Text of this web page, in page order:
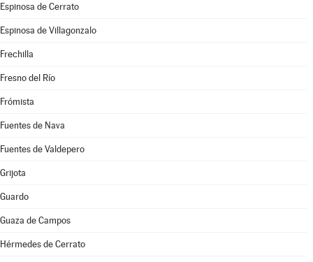
Espinosa de Cerrato
Espinosa de Villagonzalo
Frechilla
Fresno del Río
Frómista
Fuentes de Nava
Fuentes de Valdepero
Grijota
Guardo
Guaza de Campos
Hérmedes de Cerrato